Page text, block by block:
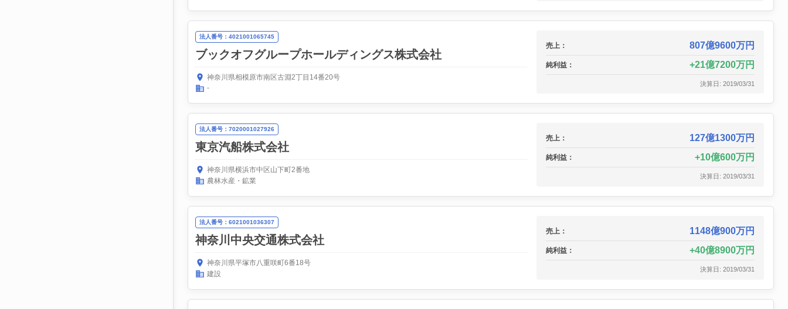
法人番号：4021001065745
ブックオフグループホールディングス株式会社
神奈川県相模原市南区古淵2丁目14番20号
-
売上： 807億9600万円
純利益： 21億7200万円
決算日: 2019/03/31
法人番号：7020001027926
東京汽船株式会社
神奈川県横浜市中区山下町2番地
農林水産・鉱業
売上： 127億1300万円
純利益： 10億600万円
決算日: 2019/03/31
法人番号：6021001036307
神奈川中央交通株式会社
神奈川県平塚市八重咲町6番18号
建設
売上： 1148億900万円
純利益： 40億8900万円
決算日: 2019/03/31